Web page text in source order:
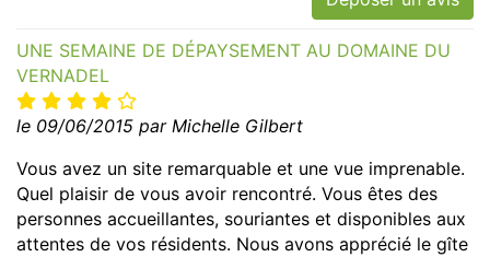
UNE SEMAINE DE DÉPAYSEMENT AU DOMAINE DU
VERNADEL
le 09/06/2015 par Michelle Gilbert
Vous avez un site remarquable et une vue imprenable.
Quel plaisir de vous avoir rencontré. Vous êtes des
personnes accueillantes, souriantes et disponibles aux
attentes de vos résidents. Nous avons apprécié le gîte